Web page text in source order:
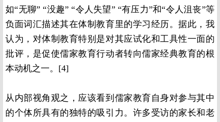
如“无聊” “没趣” “令人失望” “有压力”和“令人沮丧”等
负面词汇描述其在体制教育里的学习经历。据此，我
认为，对体制教育特别是对其应试化和工具性一面的
批评，是促使儒家教育行动者转向儒家经典教育的根
本动机之一。 [4]
从内部视角观之，应该看到儒家教育自身对参与其中
的个体所具有的独特的吸引力。许多受访的家长和老